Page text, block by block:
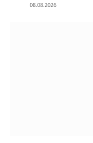
08.08.2026